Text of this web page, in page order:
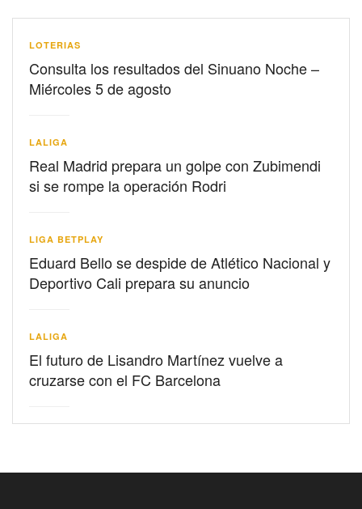
LOTERIAS
Consulta los resultados del Sinuano Noche –
Miércoles 5 de agosto
LALIGA
Real Madrid prepara un golpe con Zubimendi
si se rompe la operación Rodri
LIGA BETPLAY
Eduard Bello se despide de Atlético Nacional y
Deportivo Cali prepara su anuncio
LALIGA
El futuro de Lisandro Martínez vuelve a
cruzarse con el FC Barcelona